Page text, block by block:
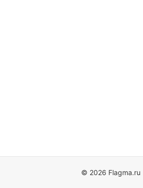
© 2026 Flagma.ru